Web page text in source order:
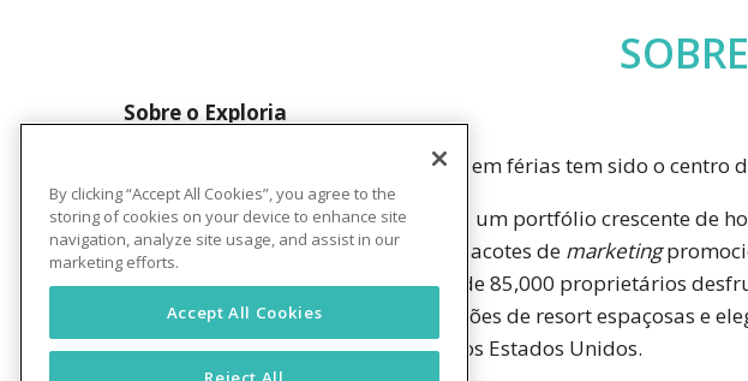
Sobre o Exploria
Por mais de 23 anos, reunir famílias em férias tem sido o
A marca Exploria Resorts representa um portfólio crescente de
propriedade de férias por meio de pacotes de marketing
oportunidades que os nossos mais de 85,000 proprietários
acessíveis, no conforto de acomodações de resort espaçosas e
destinos de férias mais desejados nos Estados Unidos.
By clicking “Accept All Cookies”, you agree to the
storing of cookies on your device to enhance site
navigation, analyze site usage, and assist in our
marketing efforts.
Accept All Cookies